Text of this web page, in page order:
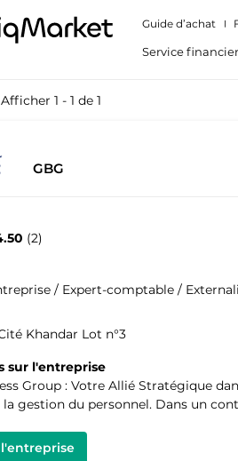
Guide d’achat
Service financier
Afficher 1 - 1 de 1
GBG
2
/ Expert-comptable /
Khandar Lot n°3
sur l'entreprise
Group : Votre Allié Stratégique
la gestion du personnel. Dans un